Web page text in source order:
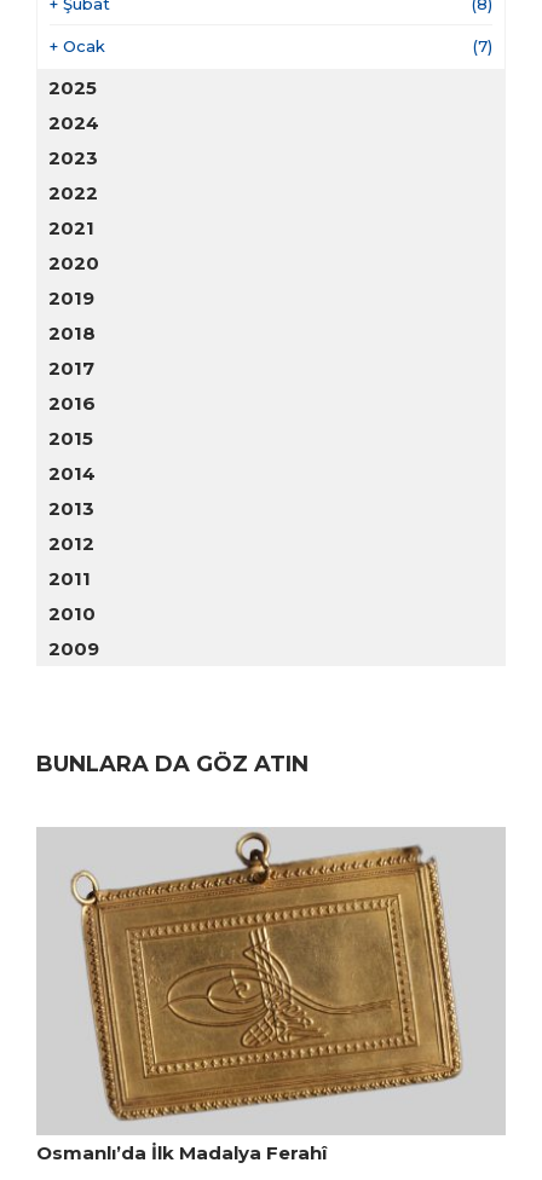
+ Ocak (7)
2025
2024
2023
2022
2021
2020
2019
2018
2017
2016
2015
2014
2013
2012
2011
2010
2009
BUNLARA DA GÖZ ATIN
Osmanlı’da İlk Madalya Ferahî